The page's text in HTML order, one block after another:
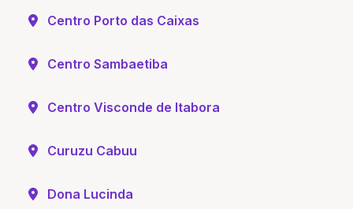
Centro Porto das Caixas
Centro Sambaetiba
Centro Visconde de Itabora
Curuzu Cabuu
Dona Lucinda